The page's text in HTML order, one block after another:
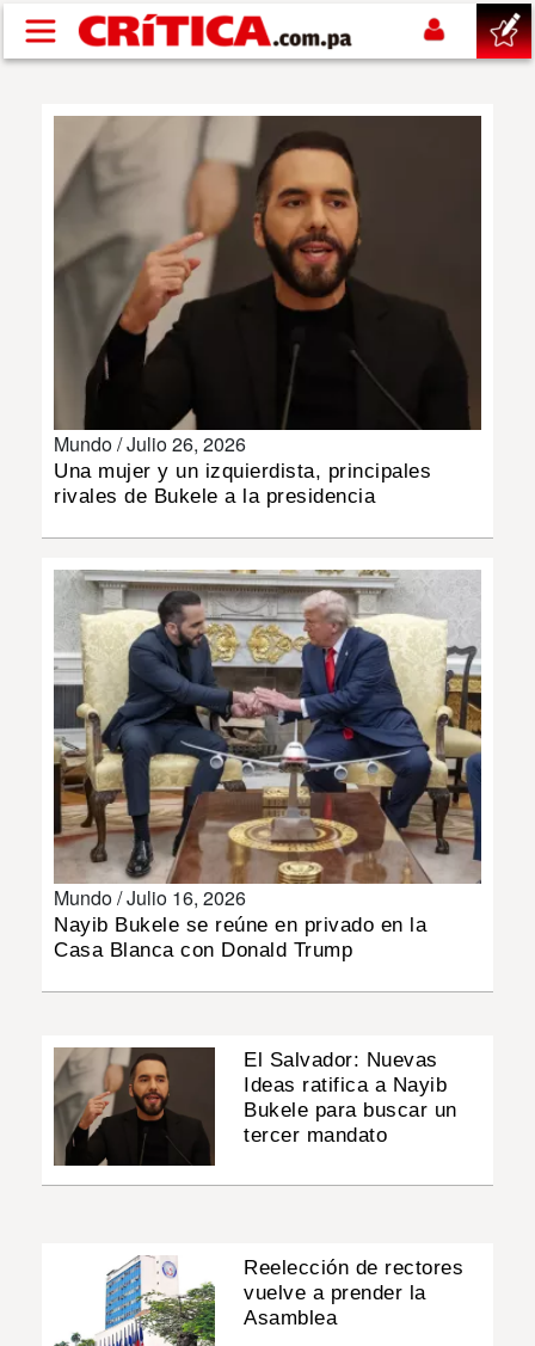
Pasar al contenido principal
SUCESOS
NACIONAL
DEPORTES
INSÓLITAS
MULTIMEDIA
IMPRESO
Mundo /Julio 26, 2026
Una mujer y un izquierdista, principales
rivales de Bukele a la presidencia
Mundo /Julio 16, 2026
Nayib Bukele se reúne en privado en la
Casa Blanca con Donald Trump
El Salvador: Nuevas
Ideas ratifica a Nayib
Bukele para buscar un
tercer mandato
Reelección de rectores
vuelve a prender la
Asamblea